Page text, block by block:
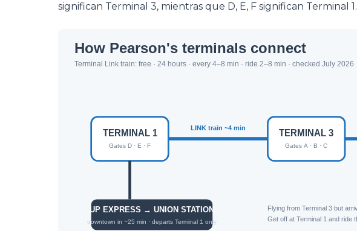
significan Terminal 3, mientras que D, E, F significan Terminal 1.